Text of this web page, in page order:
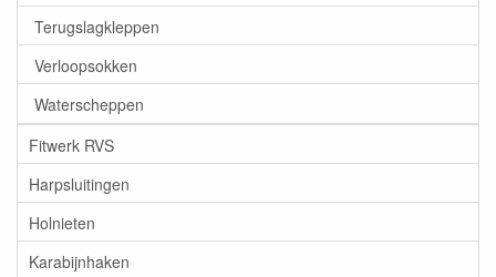
Terugslagkleppen
Verloopsokken
Waterscheppen
Fitwerk RVS
Harpsluitingen
Holnieten
Karabijnhaken